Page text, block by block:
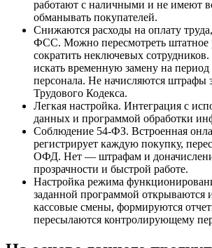
работают с наличными и не имеют
обманывать покупателей.
Снижаются расходы на оплату
ФСС. Можно пересмотреть штатное
сократить неключевых
искать временную замену на период
персонала. Не начисляются штрафы
Трудового Кодекса.
Легкая настройка. Интеграция с
данных и программой обработки
Соблюдение 54-ФЗ. Встроенная
регистрирует каждую покупку,
ОФД. Нет — штрафам и
прозрачности и быстрой работе.
Настройка режима
заданной программой открываются
кассовые смены, формируются
пересылаются контролирующему